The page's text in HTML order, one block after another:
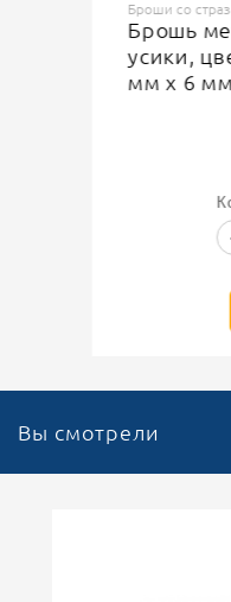
Броши со стразами,
Брошь
усики, цвет
мм х 6 мм
Кол-
Вы смотрели